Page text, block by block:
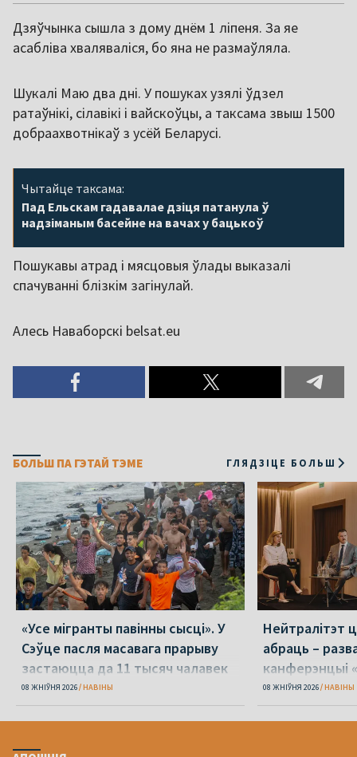
Дзяўчынка сышла з дому днём 1 ліпеня. За яе
асабліва хваляваліся, бо яна не размаўляла.
Шукалі Маю два дні. У пошуках узялі ўдзел
ратаўнікі, сілавікі і вайскоўцы, а таксама звыш 1500
добраахвотнікаў з усёй Беларусі.
Чытайце таксама:
Пад Ельскам гадавалае дзіця патанула ў
надзіманым басейне на вачах у бацькоў
Пошукавы атрад і мясцовыя ўлады выказалі
спачуванні блізкім загінулай.
Алесь Наваборскі belsat.eu
БОЛЬШ ПА ГЭТАЙ ТЭМЕ ГЛЯДЗІЦЕ БОЛЬШ
«Усе мігранты павінны сысці». У
Сэўце пасля масавага прарыву
застаюцца да 11 тысяч чалавек
08 ЖНІЎНЯ 2026 НАВІНЫ
Нейтралітэт
абраць –
канферэнцыі
08 ЖНІЎНЯ 2026 НАВІНЫ